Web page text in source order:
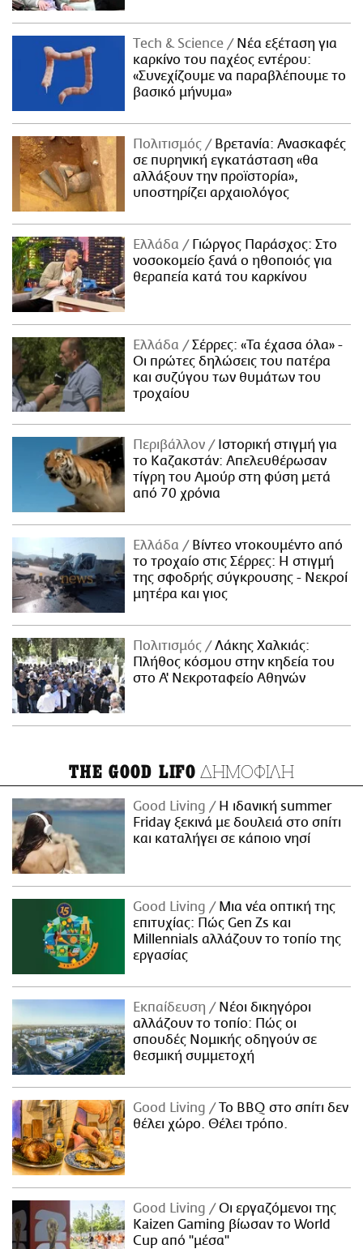
Τech & Science
Νέα εξέταση για
καρκίνο του παχέος εντέρου:
«Συνεχίζουμε να παραβλέπουμε το
βασικό μήνυμα»
Πολιτισμός
Βρετανία: Ανασκαφές
σε πυρηνική εγκατάσταση «θα
αλλάξουν την προϊστορία»,
υποστηρίζει αρχαιολόγος
Ελλάδα
Γιώργος Παράσχος: Στο
νοσοκομείο ξανά ο ηθοποιός για
θεραπεία κατά του καρκίνου
Ελλάδα
Σέρρες: «Τα έχασα όλα» -
Οι πρώτες δηλώσεις του πατέρα
και συζύγου των θυμάτων του
τροχαίου
Περιβάλλον
Ιστορική στιγμή για
το Καζακστάν: Απελευθέρωσαν
τίγρη του Αμούρ στη φύση μετά
από 70 χρόνια
Ελλάδα
Βίντεο ντοκουμέντο από
το τροχαίο στις Σέρρες: Η στιγμή
της σφοδρής σύγκρουσης - Νεκροί
μητέρα και γιος
Πολιτισμός
Λάκης Χαλκιάς:
Πλήθος κόσμου στην κηδεία του
στο Α' Νεκροταφείο Αθηνών
THE GOOD LIFO ΔΗΜΟΦΙΛΗ
Good Living
Η ιδανική summer
Friday ξεκινά με δουλειά στο σπίτι
και καταλήγει σε κάποιο νησί
Good Living
Μια νέα οπτική της
επιτυχίας: Πώς Gen Zs και
Millennials αλλάζουν το τοπίο της
εργασίας
Εκπαίδευση
Νέοι δικηγόροι
αλλάζουν το τοπίο: Πώς οι
σπουδές Νομικής οδηγούν σε
θεσμική συμμετοχή
Good Living
Το BBQ στο σπίτι δεν
θέλει χώρο. Θέλει τρόπο.
Good Living
Οι εργαζόμενοι της
Kaizen Gaming βίωσαν το World
Cup από "μέσα"